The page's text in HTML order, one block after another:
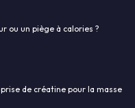
ou un piège à calories ?
de créatine pour la masse